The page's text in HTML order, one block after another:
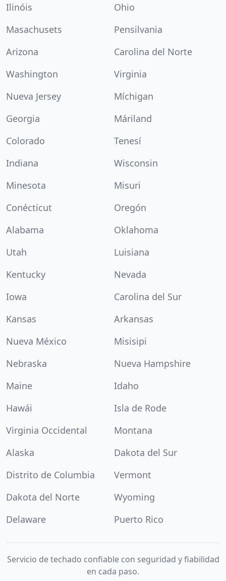
Ilinóis
Ohio
Masachusets
Pensilvania
Arizona
Carolina del Norte
Washington
Virginia
Nueva Jersey
Míchigan
Georgia
Máriland
Colorado
Tenesí
Indiana
Wisconsin
Minesota
Misuri
Conécticut
Oregón
Alabama
Oklahoma
Utah
Luisiana
Kentucky
Nevada
Iowa
Carolina del Sur
Kansas
Arkansas
Nueva México
Misisipi
Nebraska
Nueva Hampshire
Maine
Idaho
Hawái
Isla de Rode
Virginia Occidental
Montana
Alaska
Dakota del Sur
Distrito de Columbia
Vermont
Dakota del Norte
Wyoming
Delaware
Puerto Rico
Servicio de techado confiable con seguridad y fiabilidad
en cada paso.